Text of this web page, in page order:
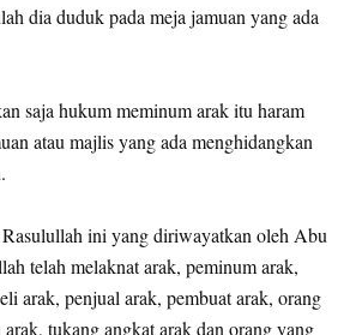
dia duduk pada meja jamuan yang ada
saja hukum meminum arak itu haram
atau majlis yang ada menghidangkan
ini yang diriwayatkan oleh Abu
telah melaknat arak, peminum arak,
arak, penjual arak, pembuat arak, orang
tukang angkat arak dan orang yang